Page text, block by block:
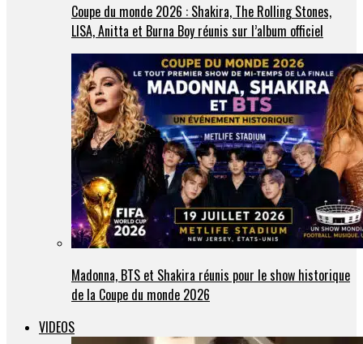
Coupe du monde 2026 : Shakira, The Rolling Stones,
LISA, Anitta et Burna Boy réunis sur l’album officiel
Madonna, BTS et Shakira réunis pour le show historique
de la Coupe du monde 2026
VIDEOS